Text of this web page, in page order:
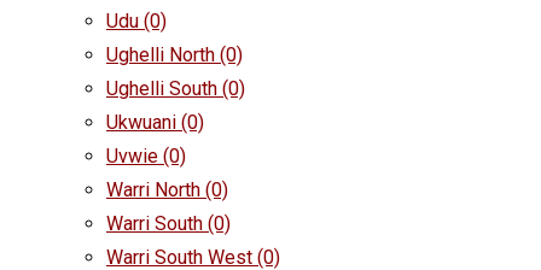
Udu (0)
Ughelli North (0)
Ughelli South (0)
Ukwuani (0)
Uvwie (0)
Warri North (0)
Warri South (0)
Warri South West (0)